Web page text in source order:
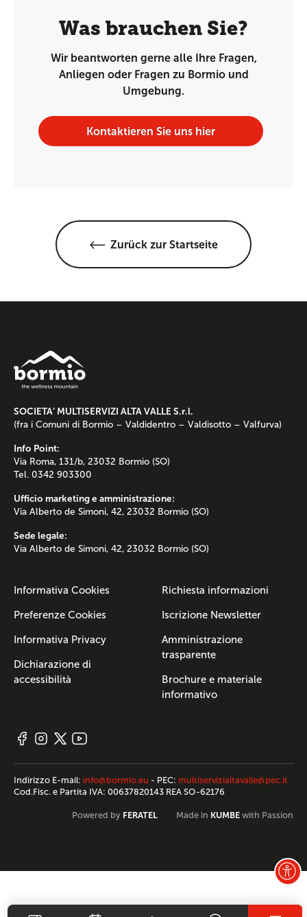
Was brauchen Sie?
Wir beantworten gerne alle Ihre Fragen,
Anliegen oder Fragen zu Bormio und
Umgebung.
Kontaktieren Sie uns hier
Zurück zur Startseite
SOCIETA’ MULTISERVIZI ALTA VALLE S.r.l.
(fra i Comuni di Bormio – Valdidentro – Valdisotto – Valfurva)
Info Point:
Via Roma, 131/b, 23032 Bormio (SO)
Tel. 0342 903300
Ufficio marketing e amministrazione:
Via Alberto de Simoni, 42, 23032 Bormio (SO)
Sede legale:
Via Alberto de Simoni, 42, 23032 Bormio (SO)
Informativa Cookies
Preferenze Cookies
Informativa Privacy
Dichiarazione di
accessibilità
Richiesta informazioni
Iscrizione Newsletter
Amministrazione
trasparente
Brochure e materiale
informativo
Indirizzo E-mail: info@bormio.eu - PEC: multiservizialtavalle@pec.it
Cod.Fisc. e Partita IVA: 00637820143 REA SO-62176
Powered by FERATEL Made in KUMBE with Passion